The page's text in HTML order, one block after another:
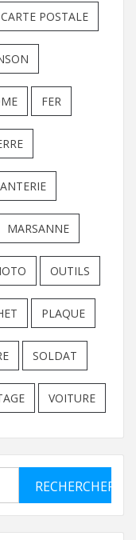
CARTE POSTALE
FER
MARSANNE
OUTILS
PLAQUE
SOLDAT
VOITURE